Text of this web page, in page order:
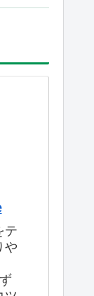
テ
や